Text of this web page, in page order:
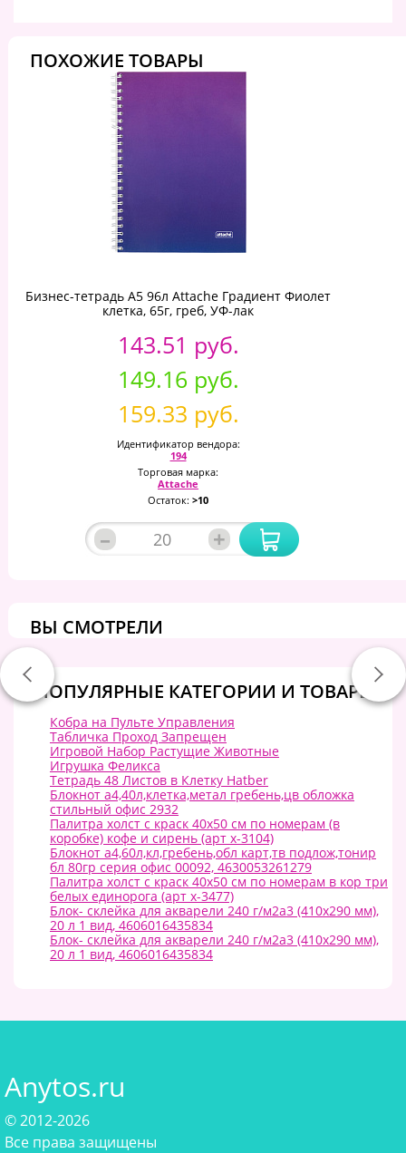
ПОХОЖИЕ ТОВАРЫ
Бизнес-тетрадь А5 96л Attache Градиент Фиолет
клетка, 65г, греб, УФ-лак
143.51 руб.
149.16 руб.
159.33 руб.
Идентификатор вендора:
194
Торговая марка:
Attache
Остаток: >10
– +
ВЫ СМОТРЕЛИ
ПОПУЛЯРНЫЕ КАТЕГОРИИ И ТОВАРЫ:
Кобра на Пульте Управления
Табличка Проход Запрещен
Игровой Набор Растущие Животные
Игрушка Феликса
Тетрадь 48 Листов в Клетку Hatber
Блокнот а4,40л,клетка,метал гребень,цв обложка
стильный офис 2932
Палитра холст с краск 40х50 см по номерам (в
коробке) кофе и сирень (арт х-3104)
Блокнот а4,60л,кл,гребень,обл карт,тв подлож,тонир
бл 80гр серия офис 00092, 4630053261279
Палитра холст с краск 40х50 см по номерам в кор три
белых единорога (арт х-3477)
Блок- склейка для акварели 240 г/м2а3 (410х290 мм),
20 л 1 вид, 4606016435834
Блок- склейка для акварели 240 г/м2а3 (410х290 мм),
20 л 1 вид, 4606016435834
Anytos.ru
© 2012-2026
Все права защищены